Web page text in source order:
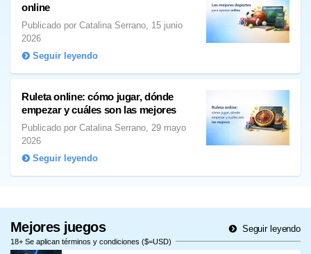
online
Publicado por Catalina Serrano, 15 junio
2026
Seguir leyendo
Ruleta online: cómo jugar, dónde
empezar y cuáles son las mejores
Publicado por Catalina Serrano, 29 mayo
2026
Seguir leyendo
Mejores juegos
18+ Se aplican términos y condiciones ($=USD)
Seguir leyendo